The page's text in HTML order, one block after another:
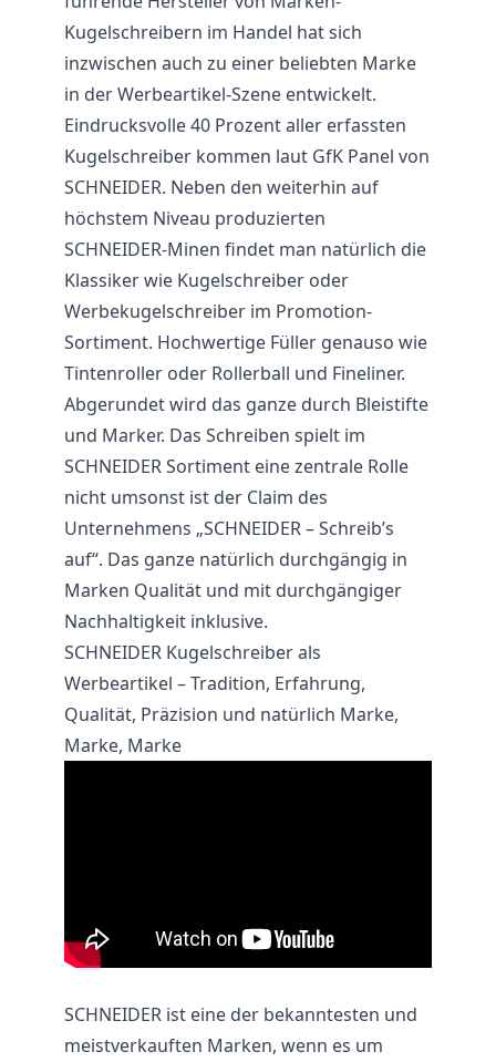
Kugelschreibern im Handel hat sich
inzwischen auch zu einer beliebten Marke
in der Werbeartikel-Szene entwickelt.
Eindrucksvolle 40 Prozent aller erfassten
Kugelschreiber kommen laut GfK Panel von
SCHNEIDER. Neben den weiterhin auf
höchstem Niveau produzierten
SCHNEIDER-Minen findet man natürlich die
Klassiker wie Kugelschreiber oder
Werbekugelschreiber im Promotion-
Sortiment. Hochwertige Füller genauso wie
Tintenroller oder Rollerball und Fineliner.
Abgerundet wird das ganze durch Bleistifte
und Marker. Das Schreiben spielt im
SCHNEIDER Sortiment eine zentrale Rolle
nicht umsonst ist der Claim des
Unternehmens „SCHNEIDER – Schreib’s
auf“. Das ganze natürlich durchgängig in
Marken Qualität und mit durchgängiger
Nachhaltigkeit inklusive.
SCHNEIDER Kugelschreiber als
Werbeartikel – Tradition, Erfahrung,
Qualität, Präzision und natürlich Marke,
Marke, Marke
SCHNEIDER ist eine der bekanntesten und
meistverkauften Marken, wenn es um